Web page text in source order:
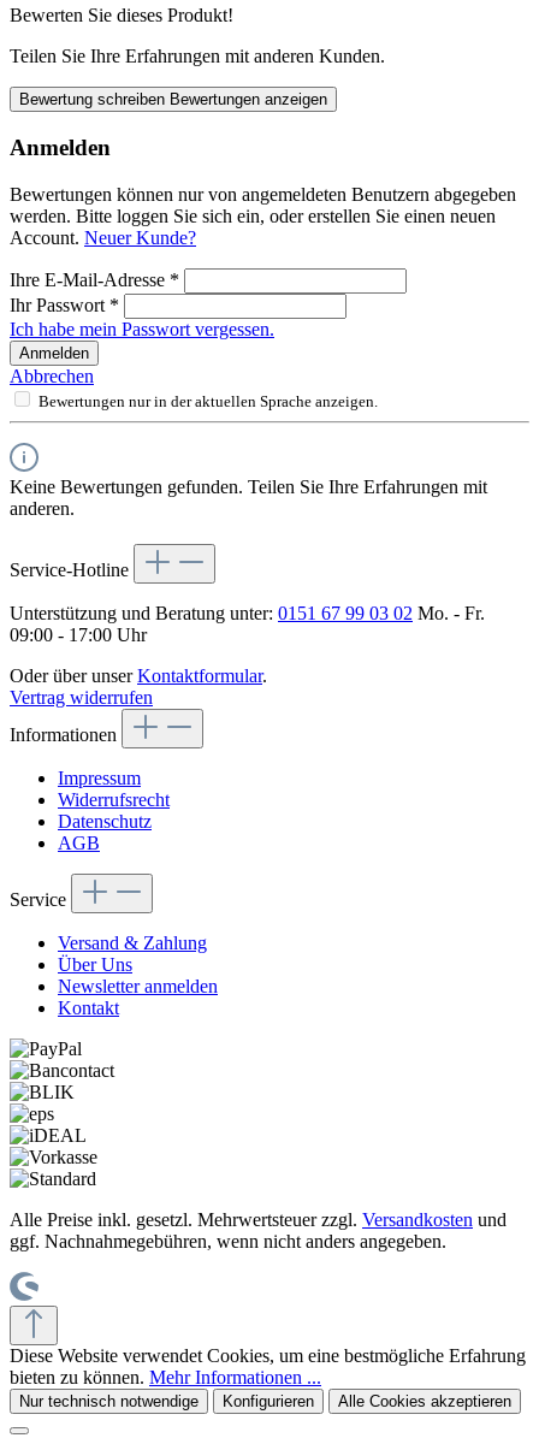
Bewerten Sie dieses Produkt!
Teilen Sie Ihre Erfahrungen mit anderen Kunden.
Bewertung schreiben Bewertungen anzeigen
Anmelden
Bewertungen können nur von angemeldeten Benutzern abgegeben
werden. Bitte loggen Sie sich ein, oder erstellen Sie einen neuen
Account. Neuer Kunde?
Ihre E-Mail-Adresse *
Ihr Passwort *
Ich habe mein Passwort vergessen.
Anmelden
Abbrechen
Bewertungen nur in der aktuellen Sprache anzeigen.
Keine Bewertungen gefunden. Teilen Sie Ihre Erfahrungen mit
anderen.
Service-Hotline
Unterstützung und Beratung unter: 0151 67 99 03 02 Mo. - Fr.
09:00 - 17:00 Uhr
Oder über unserKontaktformular.
Vertrag widerrufen
Informationen
Impressum
Widerrufsrecht
Datenschutz
AGB
Service
Versand & Zahlung
Über Uns
Newsletter anmelden
Kontakt
Alle Preise inkl. gesetzl. Mehrwertsteuer zzgl. Versandkosten und
ggf. Nachnahmegebühren, wenn nicht anders angegeben.
Diese Website verwendet Cookies, um eine bestmögliche Erfahrung
bieten zu können. Mehr Informationen ...
Nur technisch notwendige Konfigurieren Alle Cookies akzeptieren